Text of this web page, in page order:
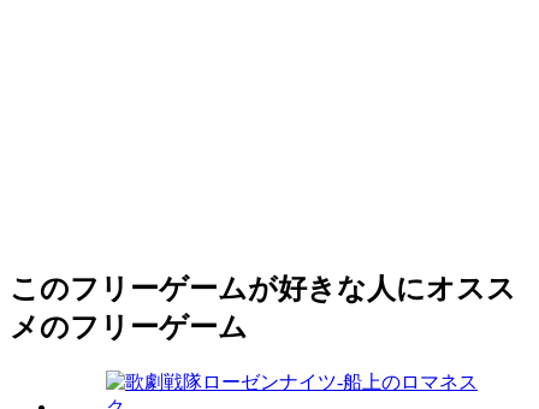
このフリーゲームが好きな人にオスス
メのフリーゲーム